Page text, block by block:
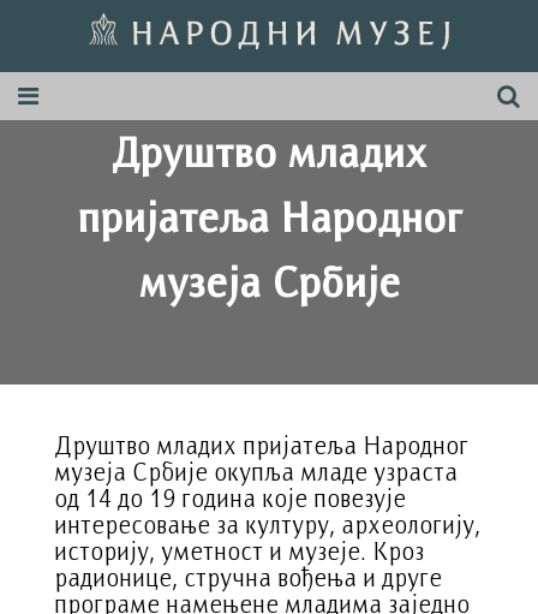
Друштво младих
пријатеља Народног
музеја Србије
Друштво младих пријатеља Народног
музеја Србије окупља младе узраста
од 14 до 19 година које повезује
интересовање за културу, археологију,
историју, уметност и музеје. Кроз
радионице, стручна вођења и друге
програме намењене младима заједно